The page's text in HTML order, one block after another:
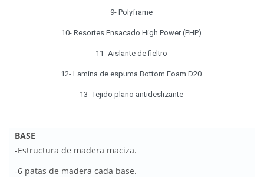
9- Polyframe
10- Resortes Ensacado High Power (PHP)
11- Aislante de fieltro
12- Lamina de espuma Bottom Foam D20
13- Tejido plano antideslizante
BASE
-Estructura de madera maciza.
-6 patas de madera cada base.